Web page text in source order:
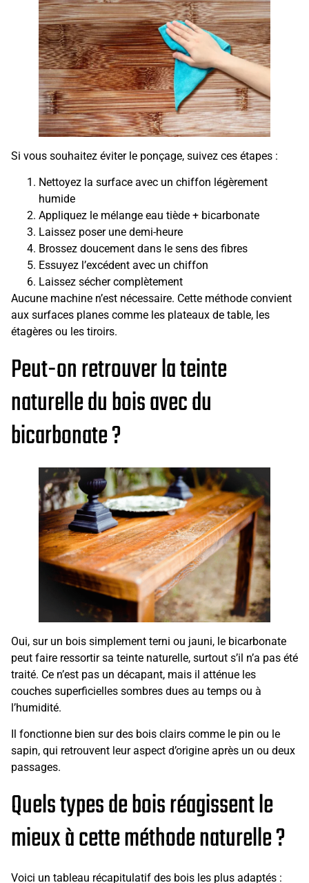
Si vous souhaitez éviter le ponçage, suivez ces étapes :
Nettoyez la surface avec un chiffon légèrement
humide
Appliquez le mélange eau tiède + bicarbonate
Laissez poser une demi-heure
Brossez doucement dans le sens des fibres
Essuyez l’excédent avec un chiffon
Laissez sécher complètement
Aucune machine n’est nécessaire. Cette méthode convient
aux surfaces planes comme les plateaux de table, les
étagères ou les tiroirs.
Peut-on retrouver la teinte
naturelle du bois avec du
bicarbonate ?
Oui, sur un bois simplement terni ou jauni, le bicarbonate
peut faire ressortir sa teinte naturelle, surtout s’il n’a pas été
traité. Ce n’est pas un décapant, mais il atténue les
couches superficielles sombres dues au temps ou à
l’humidité.
Il fonctionne bien sur des bois clairs comme le pin ou le
sapin, qui retrouvent leur aspect d’origine après un ou deux
passages.
Quels types de bois réagissent le
mieux à cette méthode naturelle ?
Voici un tableau récapitulatif des bois les plus adaptés :